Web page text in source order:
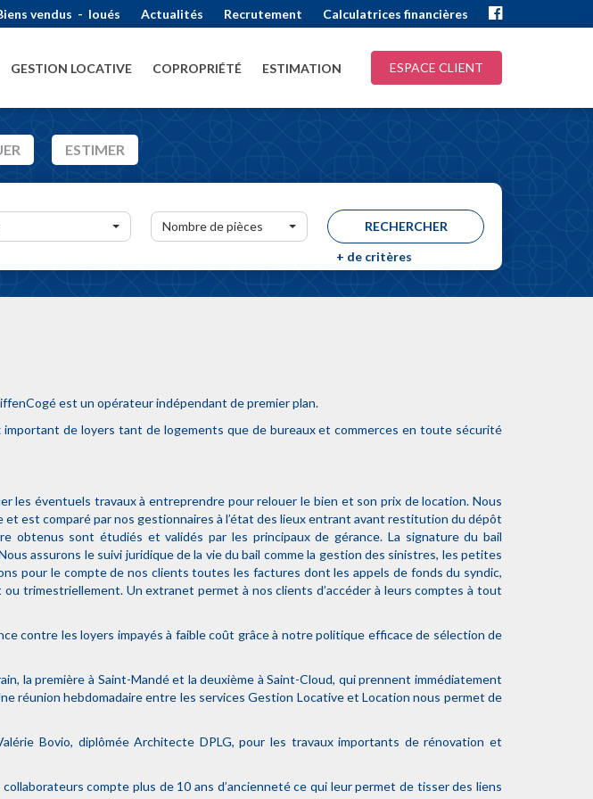
vendus - loués Actualités Recrutement Calculatrices financières
GESTION LOCATIVE COPROPRIÉTÉ ESTIMATION ESPACE CLIENT
ESTIMER
Nombre de pièces
+ de critères
est un opérateur indépendant de premier plan.
de loyers tant de logements que de bureaux et commerces en toute sécurité
les éventuels travaux à entreprendre pour relouer le bien et son prix de location. Nous
est comparé par nos gestionnaires à l’état des lieux entrant avant restitution du dépôt
obtenus sont étudiés et validés par les principaux de gérance. La signature du bail
assurons le suivi juridique de la vie du bail comme la gestion des sinistres, les petites
pour le compte de nos clients toutes les factures dont les appels de fonds du syndic,
trimestriellement. Un extranet permet à nos clients d’accéder à leurs comptes à tout
contre les loyers impayés à faible coût grâce à notre politique efficace de sélection de
la première à Saint-Mandé et la deuxième à Saint-Cloud, qui prennent immédiatement
réunion hebdomadaire entre les services Gestion Locative et Location nous permet de
Bovio, diplômée Architecte DPLG, pour les travaux importants de rénovation et
compte plus de 10 ans d’ancienneté ce qui leur permet de tisser des liens